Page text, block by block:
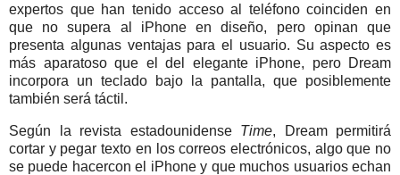
expertos que han tenido acceso al teléfono coinciden en
que no supera al iPhone en diseño, pero opinan que
presenta algunas ventajas para el usuario. Su aspecto es
más aparatoso que el del elegante iPhone, pero Dream
incorpora un teclado bajo la pantalla, que posiblemente
también será táctil.
Según la revista estadounidense Time, Dream permitirá
cortar y pegar texto en los correos electrónicos, algo que no
se puede hacercon el iPhone y que muchos usuarios echan